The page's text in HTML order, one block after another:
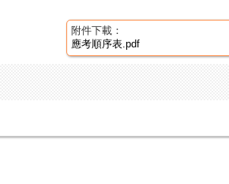
附件下載：
應考順序表.pdf